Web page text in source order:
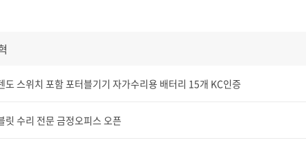
도 스위치 포함 포터블기기 자가수리용 배터리 15개 KC인증
릿 수리 전문 금정오피스 오픈